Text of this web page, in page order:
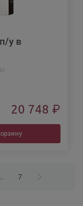
у в
20 748 ₽
7